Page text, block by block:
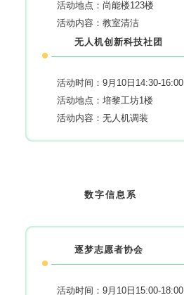
活动地点：尚能楼123楼
活动内容：教室清洁
无人机创新科技社团
活动时间：9月10日14:30-16:00
活动地点：培黎工坊1楼
活动内容：无人机调装
数字信息系
逐梦志愿者协会
活动时间：9月10日15:00-18:00